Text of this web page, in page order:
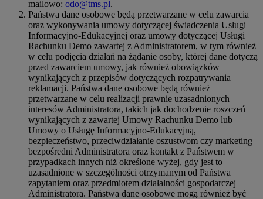
mailowo: odo@tms.pl.
Państwa dane osobowe będą przetwarzane w celu zawarcia
oraz wykonywania umowy dotyczącej świadczenia Usługi
Informacyjno-Edukacyjnej oraz umowy dotyczącej Usługi
Rachunku Demo zawartej z Administratorem, w tym również
w celu podjęcia działań na żądanie osoby, której dane dotyczą
przed zawarciem umowy, jak również obowiązków
wynikających z przepisów dotyczących rozpatrywania
reklamacji. Państwa dane osobowe będą również
przetwarzane w celu realizacji prawnie uzasadnionych
interesów Administratora, takich jak dochodzenie roszczeń
wynikających z zawartej Umowy Rachunku Demo lub
Umowy o Usługę Informacyjno-Edukacyjną,
bezpieczeństwo, przeciwdziałanie oszustwom czy marketing
bezpośredni Administratora oraz kontakt z Państwem w
przypadkach innych niż określone wyżej, gdy jest to
uzasadnione w szczególności otrzymanym od Państwa
zapytaniem oraz przedmiotem działalności gospodarczej
Administratora. Państwa dane osobowe mogą również być